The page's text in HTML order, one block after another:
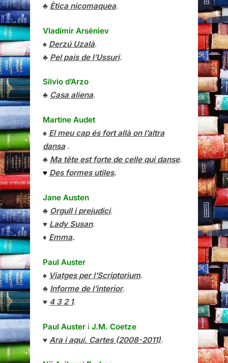
♣ Ètica nicomaquea.
Vladímir Arséniev
♠ Derzú Uzalà.
♣ Pel país de l’Ussuri.
Silvio d’Arzo
♣ Casa aliena.
Martine Audet
♠ El meu cap és fort allà on l’altra
dansa.
♣ Ma tête est forte de celle qui danse.
♥ Des formes utiles.
Jane Austen
♣ Orgull i prejudici.
♥ Lady Susan.
♦ Emma.
Paul Auster
♠ Viatges per l’Scriptorium.
♣ Informe de l’interior.
♥ 4 3 2 1.
Paul Auster i J.M. Coetze
♥ Ara i aquí. Cartes (2008-2011).